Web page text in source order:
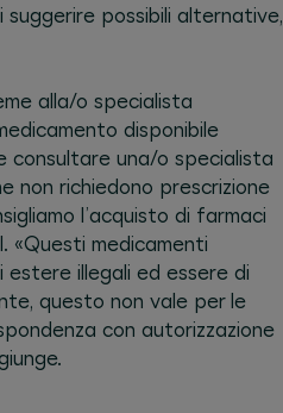
suggerire possibili alternative,
alla/o specialista
disponibile
consultare una/o specialista
non richiedono prescrizione
l’acquisto di farmaci
«Questi medicamenti
illegali ed essere di
questo non vale per le
con autorizzazione